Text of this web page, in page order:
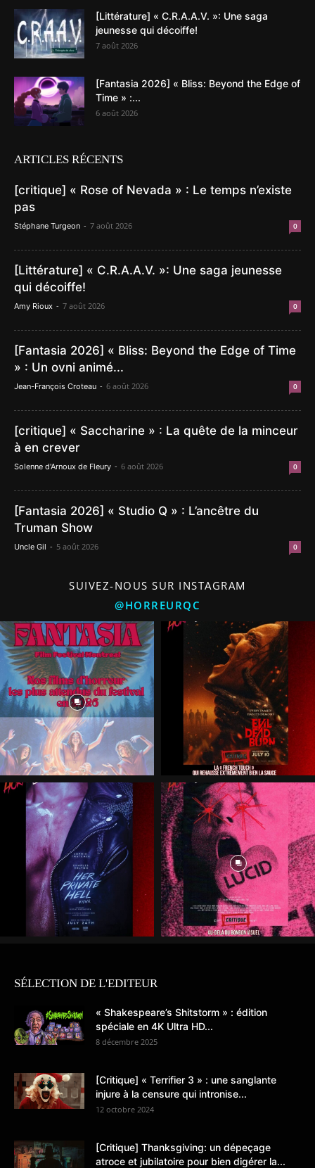
[Littérature] « C.R.A.A.V. »: Une saga
jeunesse qui décoiffe!
7 août 2026
[Fantasia 2026] « Bliss: Beyond the Edge of
Time » :...
6 août 2026
ARTICLES RÉCENTS
[critique] « Rose of Nevada » : Le temps n’existe
pas
Stéphane Turgeon - 7 août 2026 0
[Littérature] « C.R.A.A.V. »: Une saga jeunesse
qui décoiffe!
Amy Rioux - 7 août 2026 0
[Fantasia 2026] « Bliss: Beyond the Edge of Time
» : Un ovni animé...
Jean-François Croteau - 6 août 2026 0
[critique] « Saccharine » : La quête de la minceur
à en crever
Solenne d'Arnoux de Fleury - 6 août 2026 0
[Fantasia 2026] « Studio Q » : L’ancêtre du
Truman Show
Uncle Gil - 5 août 2026 0
SUIVEZ-NOUS SUR INSTAGRAM
@HORREURQC
SÉLECTION DE L'EDITEUR
« Shakespeare’s Shitstorm » : édition
spéciale en 4K Ultra HD...
8 décembre 2025
[Critique] « Terrifier 3 » : une sanglante
injure à la censure qui intronise...
12 octobre 2024
[Critique] Thanksgiving: un dépeçage
atroce et jubilatoire pour bien digérer la...